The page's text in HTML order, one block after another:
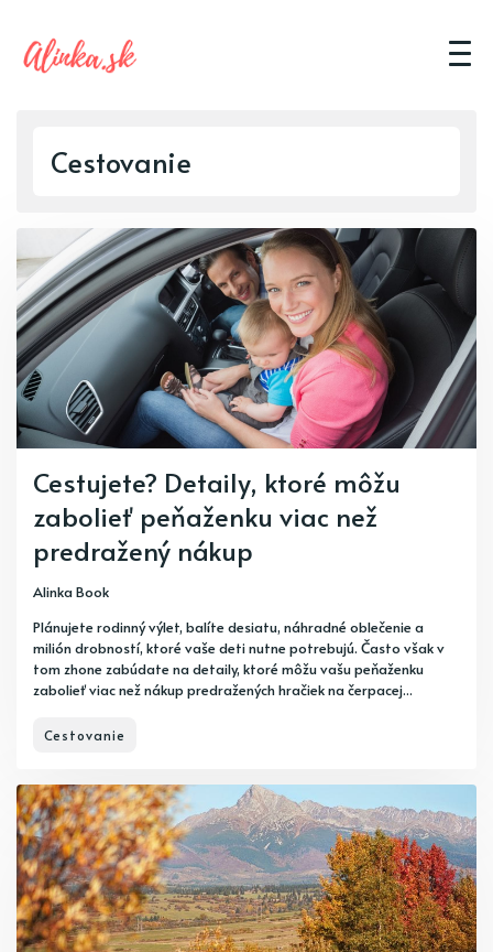
Cestovanie
Cestujete? Detaily, ktoré môžu
zabolieť peňaženku viac než
predražený nákup
Alinka Book
Plánujete rodinný výlet, balíte desiatu, náhradné oblečenie a
milión drobností, ktoré vaše deti nutne potrebujú. Často však v
tom zhone zabúdate na detaily, ktoré môžu vašu peňaženku
zabolieť viac než nákup predražených hračiek na čerpacej...
Cestovanie